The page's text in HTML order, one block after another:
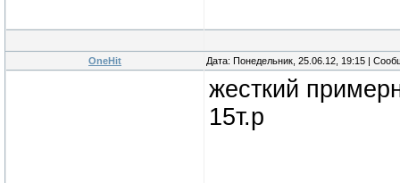
OneHit Дата: Понедельник, 25.06.12, 19:15 |
жесткий
15т.р